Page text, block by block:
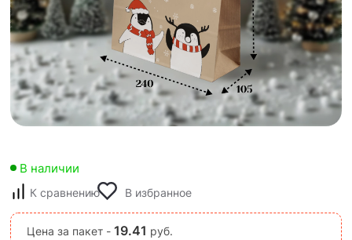
В наличии
К сравнению В избранное
Цена за пакет -19.41 руб.